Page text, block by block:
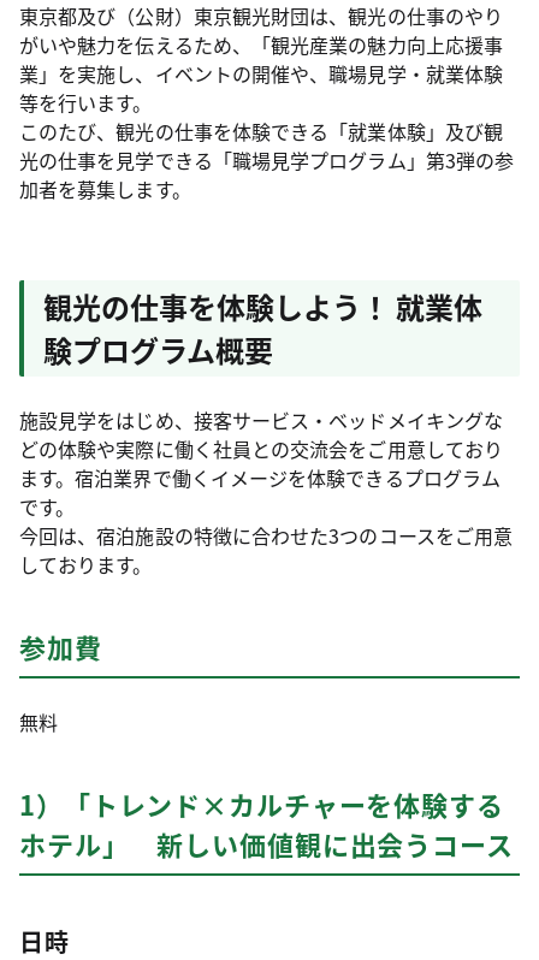
東京都及び（公財）東京観光財団は、観光の仕事のやり
がいや魅力を伝えるため、「観光産業の魅力向上応援事
業」を実施し、イベントの開催や、職場見学・就業体験
等を行います。
このたび、観光の仕事を体験できる「就業体験」及び観
光の仕事を見学できる「職場見学プログラム」第3弾の参
加者を募集します。
観光の仕事を体験しよう！ 就業体
験プログラム概要
施設見学をはじめ、接客サービス・ベッドメイキングな
どの体験や実際に働く社員との交流会をご用意しており
ます。宿泊業界で働くイメージを体験できるプログラム
です。
今回は、宿泊施設の特徴に合わせた3つのコースをご用意
しております。
参加費
無料
1）「トレンド×カルチャーを体験する
ホテル」 新しい価値観に出会うコース
日時